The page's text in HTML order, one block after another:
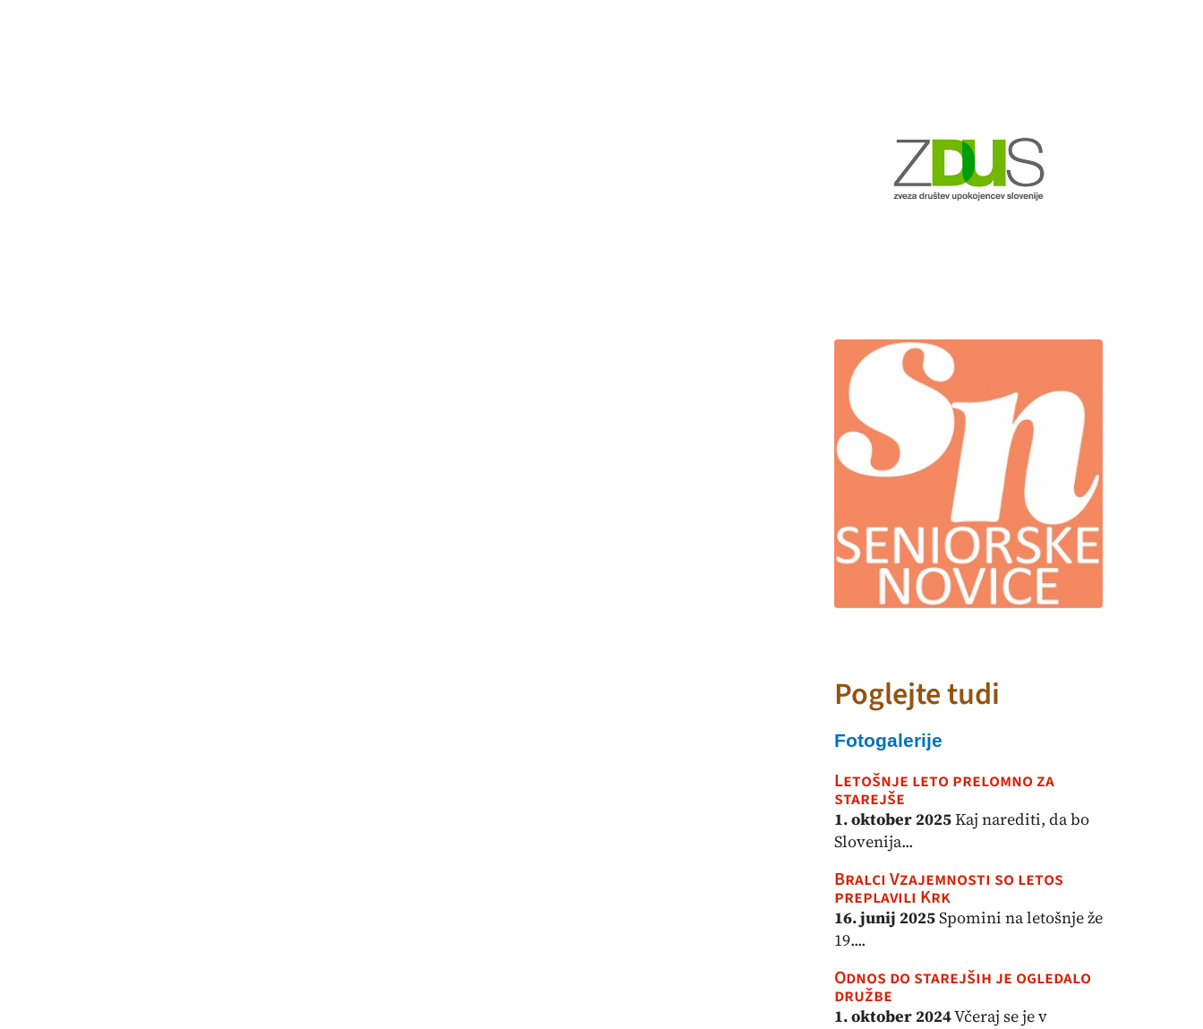
Poglejte tudi
Fotogalerije
Letošnje leto prelomno za
starejše
1. oktober 2025Kaj narediti, da bo
Slovenija...
Bralci Vzajemnosti so letos
preplavili Krk
16. junij 2025Spomini na letošnje že
19....
Odnos do starejših je ogledalo
družbe
1. oktober 2024Včeraj se je v